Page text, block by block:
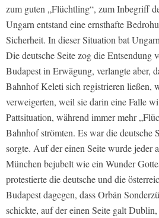
zum guten „Flüchtling“, zum Inbegriff
Ungarn entstand eine ernsthafte
Sicherheit. In dieser Situation bat
Die deutsche Seite zog die Entsendung
Budapest in Erwägung, verlangte aber,
Bahnhof Keleti sich registrieren ließen,
verweigerten, weil sie darin eine Falle
Pattsituation, während immer mehr
Bahnhof strömten. Es war die deutsche
sorgte. Auf der einen Seite wurde jeder
München bejubelt wie ein Wunder
protestierte die deutsche und die
Budapest dagegen, dass Orbán
schickte, auf der einen Seite galt